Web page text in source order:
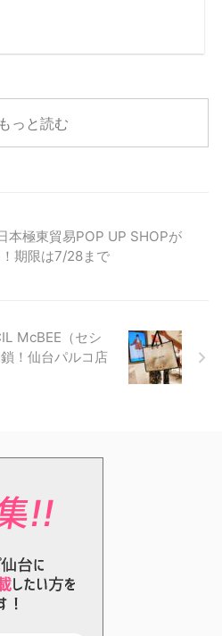
もっと読む
本極東貿易POP UP SHOPが
期限は7/28まで
McBEE（セシ
！仙台パルコ店